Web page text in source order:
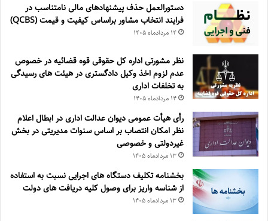
دستورالعمل حذف پيشنهادهای مالی نامتناسب در
فرايند انتخاب مشاور براساس كيفيت و قيمت (QCBS)
۱۴ مرداد‌ماه ۱۴۰۵
نظر مشورتی اداره کل حقوقی قوه قضائیه در خصوص
عدم لزوم اخذ وکیل دادگستری در هیئت های رسیدگی
به تخلفات اداری
۱۴ مرداد‌ماه ۱۴۰۵
رأی هیأت عمومی دیوان عدالت اداری در ابطال اعلام
نظر امکان انتصاب بر اساس سنوات مدیریتی در بخش
غیردولتی و خصوصی
۱۳ مرداد‌ماه ۱۴۰۵
بخشنامه تکلیف دستگاه های اجرایی نسبت به استفاده
از شناسه واریز برای وصول کلیه دریافت های دولت
۱۳ مرداد‌ماه ۱۴۰۵